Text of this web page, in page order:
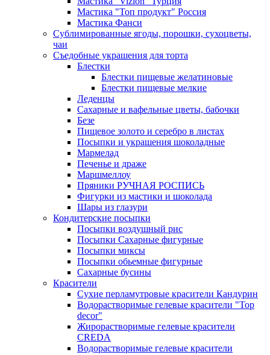
Мастика "Топ продукт" Россия
Мастика Фанси
Сублимированные ягоды, порошки, сухоцветы,
чаи
Съедобные украшения для торта
Блестки
Блестки пищевые желатиновые
Блестки пищевые мелкие
Леденцы
Сахарные и вафельные цветы, бабочки
Безе
Пищевое золото и серебро в листах
Посыпки и украшения шоколадные
Мармелад
Печенье и драже
Маршмеллоу
Пряники РУЧНАЯ РОСПИСЬ
Фигурки из мастики и шоколада
Шары из глазури
Кондитерские посыпки
Посыпки воздушный рис
Посыпки Сахарные фигурные
Посыпки миксы
Посыпки обьемные фигурные
Сахарные бусины
Красители
Сухие перламутровые красители Кандурин
Водорастворимые гелевые красители "Top
decor"
Жирорастворимые гелевые красители
CREDA
Водорастворимые гелевые красители